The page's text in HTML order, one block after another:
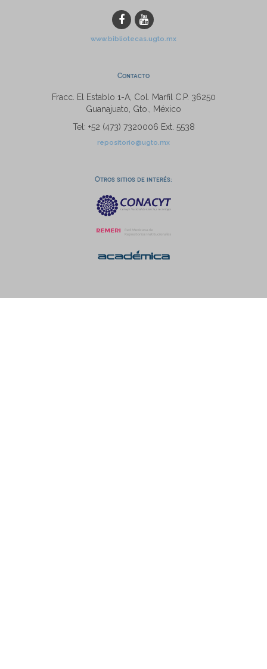
www.bibliotecas.ugto.mx
Contacto
Fracc. El Establo 1-A, Col. Marfil C.P. 36250
Guanajuato, Gto., México
Tel: +52 (473) 7320006 Ext. 5538
repositorio@ugto.mx
Otros sitios de interés: